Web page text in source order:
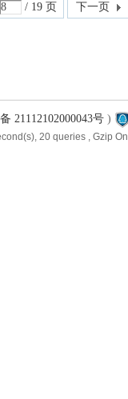
/ 19 页 下一页
21112102000043号 )
20 queries , Gzip On.